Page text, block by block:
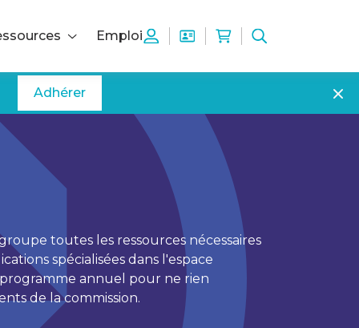
Emploi
Adhérer
toutes les ressources nécessaires
spécialisées dans l'espace
annuel pour ne rien
de la commission.